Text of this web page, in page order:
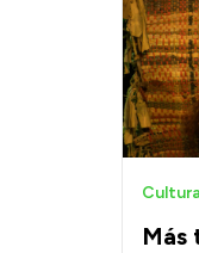
Más
Cultura